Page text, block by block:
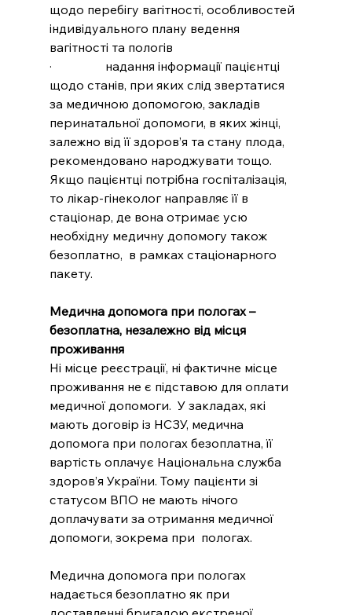
щодо перебігу вагітності, особливостей
індивідуального плану ведення
вагітності та пологів
·                 надання інформації пацієнтці
щодо станів, при яких слід звертатися
за медичною допомогою, закладів
перинатальної допомоги, в яких жінці,
залежно від її здоров’я та стану плода,
рекомендовано народжувати тощо.
Якщо пацієнтці потрібна госпіталізація,
то лікар-гінеколог направляє її в
стаціонар, де вона отримає усю
необхідну медичну допомогу також
безоплатно,  в рамках стаціонарного
пакету.
Медична допомога при пологах –
безоплатна, незалежно від місця
проживання
Ні місце реєстрації, ні фактичне місце
проживання не є підставою для оплати
медичної допомоги.  У закладах, які
мають договір із НСЗУ, медична
допомога при пологах безоплатна, її
вартість оплачує Національна служба
здоров’я України. Тому пацієнти зі
статусом ВПО не мають нічого
доплачувати за отримання медичної
допомоги, зокрема при  пологах.
Медична допомога при пологах
надається безоплатно як при